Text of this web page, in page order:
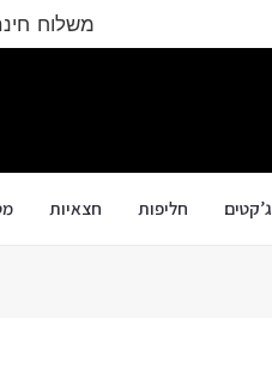
משלוח חינם
ג’קטים חליפות חצאיות